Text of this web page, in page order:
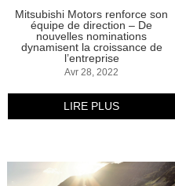
Mitsubishi Motors renforce son
équipe de direction – De
nouvelles nominations
dynamisent la croissance de
l’entreprise
Avr 28, 2022
LIRE PLUS